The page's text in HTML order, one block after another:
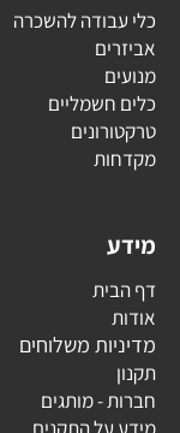
כלי עבודה להשכרה
אביזרים
מנועים
כלים חשמליים
טרקטורונים
מקדחות
מידע
דף הבית
אודות
מדיניות משלוחים
תקנון
חברות - מותגים